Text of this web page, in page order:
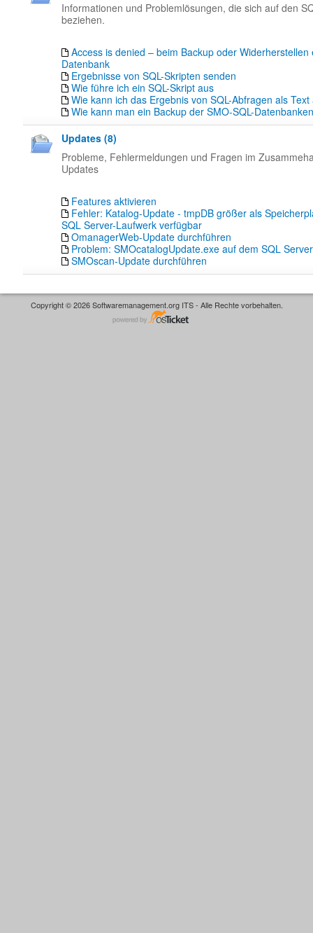
Informationen und Problemlösungen, die sich auf den
beziehen.
Access is denied – beim Backup oder Widerherstellen
Datenbank
Ergebnisse von SQL-Skripten senden
Wie führe ich ein SQL-Skript aus
Wie kann ich das Ergebnis von SQL-Abfragen als
Wie kann man ein Backup der SMO-SQL-
Updates (8)
Probleme, Fehlermeldungen und Fragen im
Updates
Features aktivieren
Fehler: Katalog-Update - tmpDB größer als
SQL Server-Laufwerk verfügbar
OmanagerWeb-Update durchführen
Problem: SMOcatalogUpdate.exe auf dem SQL
SMOscan-Update durchführen
Copyright © 2026 Softwaremanagement.org ITS - Alle Rechte vorbehalten.